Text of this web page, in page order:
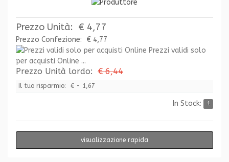
Prezzo Unità: € 4,77
Prezzo Confezione:
€ 4,77
Prezzi validi solo
per acquisti Online ...
Prezzo Unità lordo: € 6,44
Il tuo risparmio: € - 1,67
In Stock: 1
visualizzazione rapida